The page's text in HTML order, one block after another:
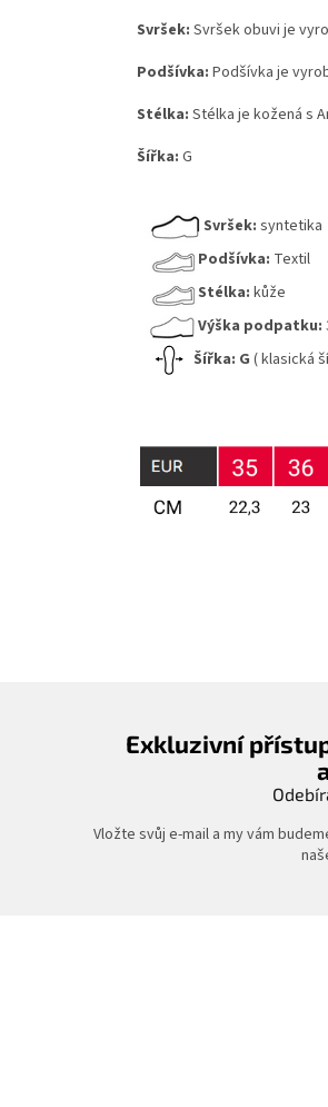
Svršek: Svršek obuvi je
Podšívka: Podšívka je
Stélka: Stélka je kožená s
Šířka: G
Svršek: syntetika
Podšívka: Textil
Stélka: kůže
Výška podpatku:
Šířka: G ( klasická
Exkluzivní
Vložte svůj e-mail a my vám